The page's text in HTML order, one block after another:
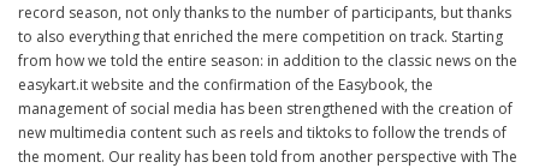
record season, not only thanks to the number of participants, but thanks
to also everything that enriched the mere competition on track. Starting
from how we told the entire season: in addition to the classic news on the
easykart.it website and the confirmation of the Easybook, the
management of social media has been strengthened with the creation of
new multimedia content such as reels and tiktoks to follow the trends of
the moment. Our reality has been told from another perspective with The